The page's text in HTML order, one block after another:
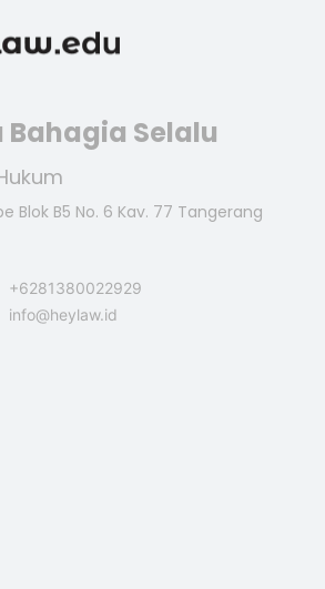
Bahagia Selalu
Blok B5 No. 6 Kav. 77 Tangerang
+6281380022929
info@heylaw.id